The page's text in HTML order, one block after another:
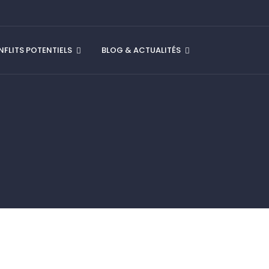
POTENTIELS BLOG & ACTUALITÉS